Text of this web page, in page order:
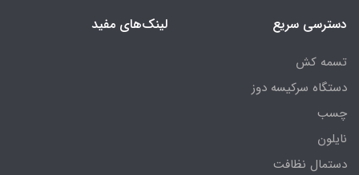
دسترسی سریع
تسمه کش
دستگاه سرکیسه دوز
چسب
نایلون
دستمال نظافت
لینک‌های مفید